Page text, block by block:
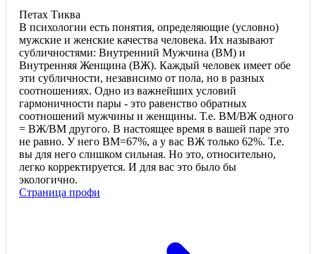
Петах Тиква
В психологии есть понятия, определяющие (условно)
мужские и женские качества человека. Их называют
субличностями: Внутренний Мужчина (ВМ) и
Внутренняя Женщина (ВЖ). Каждый человек имеет обе
эти субличности, независимо от пола, но в разных
соотношениях. Одно из важнейших условий
гармоничности пары - это равенство обратных
соотношений мужчины и женщины. Т.е. ВМ/ВЖ одного
= ВЖ/ВМ другого. В настоящее время в вашей паре это
не равно. У него ВМ=67%, а у вас ВЖ только 62%. Т.е.
вы для него слишком сильная. Но это, относительно,
легко корректируется. И для вас это было бы
экологично.
Страница профи